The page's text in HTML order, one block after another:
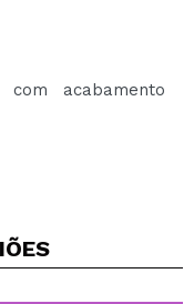
acabamento
de cores.